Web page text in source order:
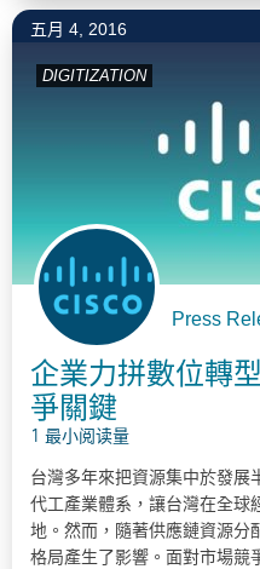
五月 4, 2016
DIGITIZATION
Press
企業力拼數位轉
爭關鍵
1 最小阅读量
台灣多年來把資源集中於發展
代工產業體系，讓台灣在全球
地。然而，隨著供應鏈資源分
格局產生了影響。面對市場競